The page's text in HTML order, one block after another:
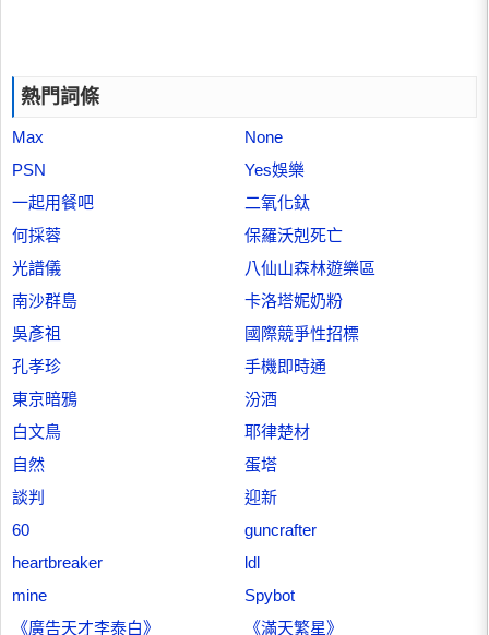
熱門詞條
Max
None
PSN
Yes娛樂
一起用餐吧
二氧化鈦
何採蓉
保羅沃剋死亡
光譜儀
八仙山森林遊樂區
南沙群島
卡洛塔妮奶粉
吳彥祖
國際競爭性招標
孔孝珍
手機即時通
東京暗鴉
汾酒
白文鳥
耶律楚材
自然
蛋塔
談判
迎新
60
guncrafter
heartbreaker
ldl
mine
Spybot
《廣告天才李泰白》
《滿天繁星》